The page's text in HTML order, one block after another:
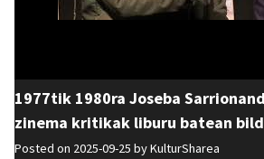
1977tik 1980ra Joseba
zinema kritikak liburu batean
Posted on 2025-09-25 byKulturSharea